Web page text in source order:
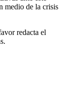
medio de la crisis
redacta el